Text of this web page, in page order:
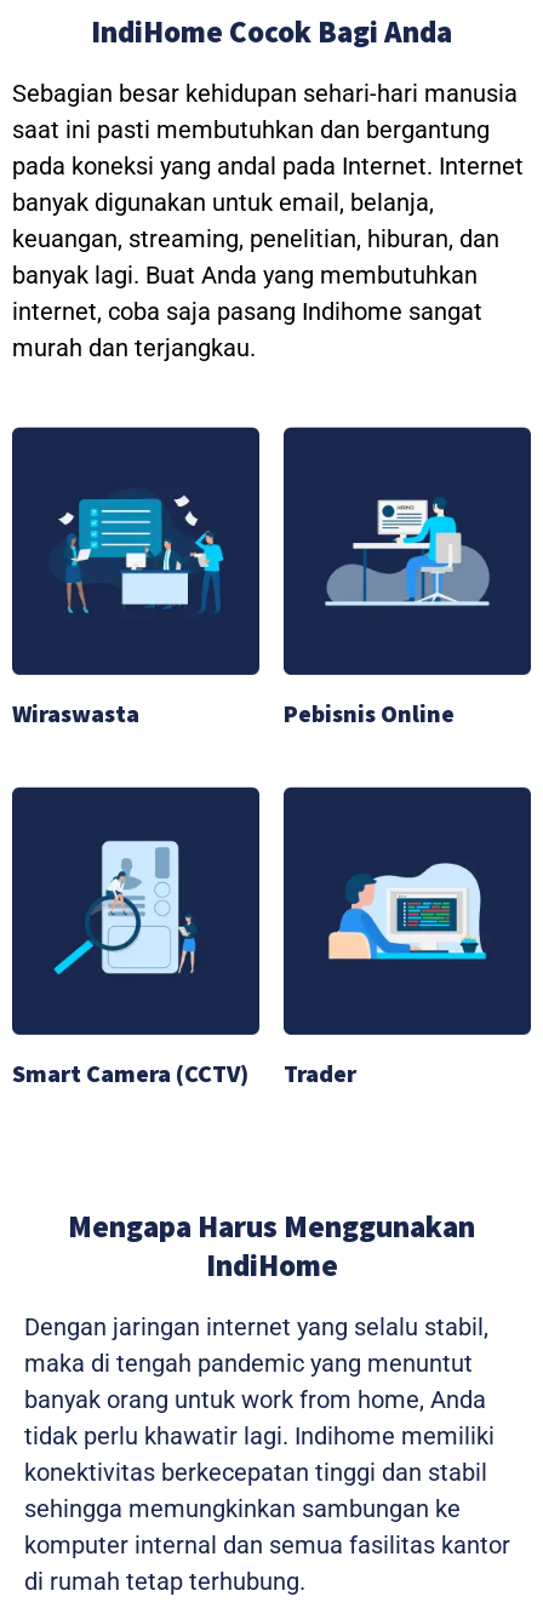
IndiHome Cocok Bagi Anda
Sebagian besar kehidupan sehari-hari manusia
saat ini pasti membutuhkan dan bergantung
pada koneksi yang andal pada Internet. Internet
banyak digunakan untuk email, belanja,
keuangan, streaming, penelitian, hiburan, dan
banyak lagi. Buat Anda yang membutuhkan
internet, coba saja pasang Indihome sangat
murah dan terjangkau.
Wiraswasta Pebisnis Online
Smart Camera (CCTV) Trader
Mengapa Harus Menggunakan
IndiHome
Dengan jaringan internet yang selalu stabil,
maka di tengah pandemic yang menuntut
banyak orang untuk work from home, Anda
tidak perlu khawatir lagi. Indihome memiliki
konektivitas berkecepatan tinggi dan stabil
sehingga memungkinkan sambungan ke
komputer internal dan semua fasilitas kantor
di rumah tetap terhubung.